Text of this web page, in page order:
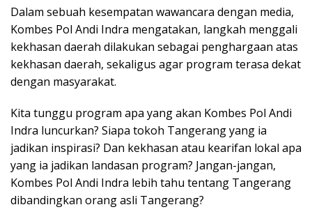
Dalam sebuah kesempatan wawancara dengan media,
Kombes Pol Andi Indra mengatakan, langkah menggali
kekhasan daerah dilakukan sebagai penghargaan atas
kekhasan daerah, sekaligus agar program terasa dekat
dengan masyarakat.
Kita tunggu program apa yang akan Kombes Pol Andi
Indra luncurkan? Siapa tokoh Tangerang yang ia
jadikan inspirasi? Dan kekhasan atau kearifan lokal apa
yang ia jadikan landasan program? Jangan-jangan,
Kombes Pol Andi Indra lebih tahu tentang Tangerang
dibandingkan orang asli Tangerang?